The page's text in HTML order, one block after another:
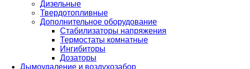
Дизельные
Твердотопливные
Дополнительное оборудование
Стабилизаторы напряжения
Термостаты комнатные
Ингибиторы
Дозаторы
Дымоудаление и воздухозабор